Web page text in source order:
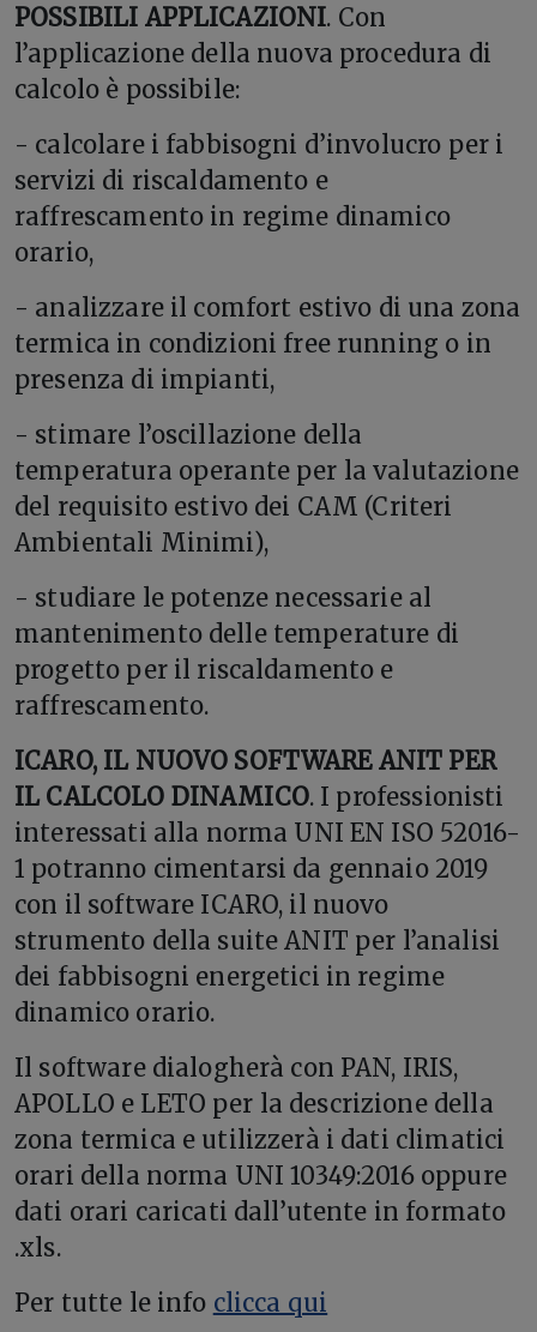
POSSIBILI APPLICAZIONI. Con
l’applicazione della nuova procedura di
calcolo è possibile:
- calcolare i fabbisogni d’involucro per i
servizi di riscaldamento e
raffrescamento in regime dinamico
orario,
- analizzare il comfort estivo di una zona
termica in condizioni free running o in
presenza di impianti,
- stimare l’oscillazione della
temperatura operante per la valutazione
del requisito estivo dei CAM (Criteri
Ambientali Minimi),
- studiare le potenze necessarie al
mantenimento delle temperature di
progetto per il riscaldamento e
raffrescamento.
ICARO, IL NUOVO SOFTWARE ANIT PER
IL CALCOLO DINAMICO. I professionisti
interessati alla norma UNI EN ISO 52016-
1 potranno cimentarsi da gennaio 2019
con il software ICARO, il nuovo
strumento della suite ANIT per l’analisi
dei fabbisogni energetici in regime
dinamico orario.
Il software dialogherà con PAN, IRIS,
APOLLO e LETO per la descrizione della
zona termica e utilizzerà i dati climatici
orari della norma UNI 10349:2016 oppure
dati orari caricati dall’utente in formato
.xls.
Per tutte le info clicca qui